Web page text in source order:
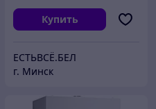
Купить
ЕСТЬВСЁ.БЕЛ
г. Минск